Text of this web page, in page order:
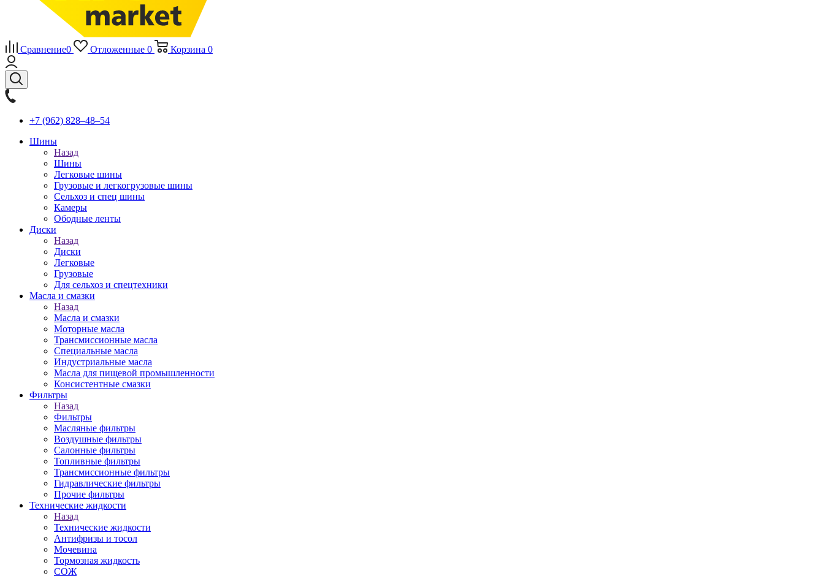
Сравнение0 Отложенные 0 Корзина 0
+7 (962) 828‒48‒54
Шины
Назад
Шины
Легковые шины
Грузовые и легкогрузовые шины
Сельхоз и спец шины
Камеры
Ободные ленты
Диски
Назад
Диски
Легковые
Грузовые
Для сельхоз и спецтехники
Масла и смазки
Назад
Масла и смазки
Моторные масла
Трансмиссионные масла
Специальные масла
Индустриальные масла
Масла для пищевой промышленности
Консистентные смазки
Фильтры
Назад
Фильтры
Масляные фильтры
Воздушные фильтры
Салонные фильтры
Топливные фильтры
Трансмиссионные фильтры
Гидравлические фильтры
Прочие фильтры
Технические жидкости
Назад
Технические жидкости
Антифризы и тосол
Мочевина
Тормозная жидкость
СОЖ